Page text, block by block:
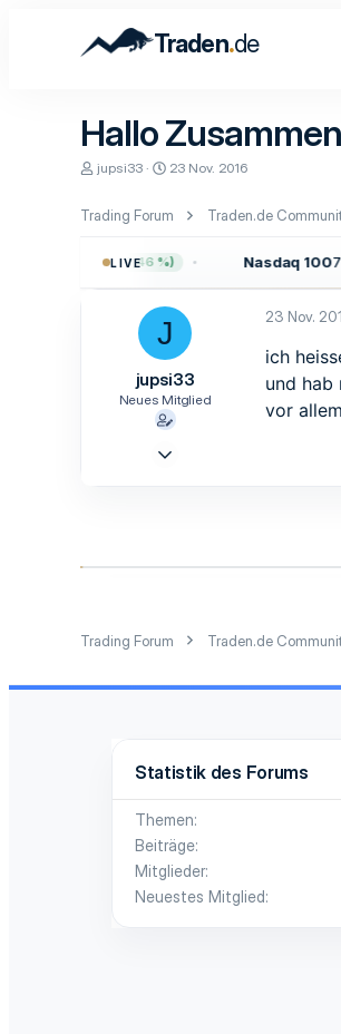
Traden.de
Hallo
E
t
e
jupsi33
E
t
l
t
a
m
23 Nov. 2016
Trading Forum Traden.de
LIVE
+35,42 (+0,46 %) Nasdaq 100
J
jupsi33
Neues Mitglied
23 Nov.
ich
und hab
vor
Trading Forum Traden.de
Statistik des Forums
Themen
Beiträge
Mitglieder
Neuestes Mitglied